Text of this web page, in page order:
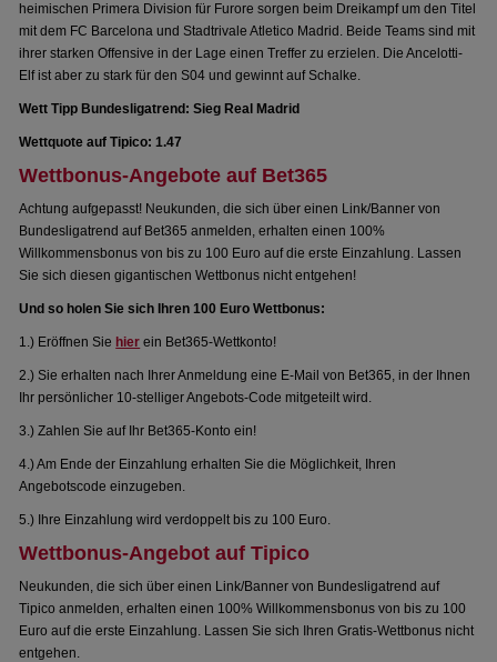
heimischen Primera Division für Furore sorgen beim Dreikampf um den Titel
mit dem FC Barcelona und Stadtrivale Atletico Madrid. Beide Teams sind mit
ihrer starken Offensive in der Lage einen Treffer zu erzielen. Die Ancelotti-
Elf ist aber zu stark für den S04 und gewinnt auf Schalke.
Wett Tipp Bundesligatrend: Sieg Real Madrid
Wettquote auf Tipico: 1.47
Wettbonus-Angebote auf Bet365
Achtung aufgepasst! Neukunden, die sich über einen Link/Banner von
Bundesligatrend auf Bet365 anmelden, erhalten einen 100%
Willkommensbonus von bis zu 100 Euro auf die erste Einzahlung. Lassen
Sie sich diesen gigantischen Wettbonus nicht entgehen!
Und so holen Sie sich Ihren 100 Euro Wettbonus:
1.) Eröffnen Sie hier ein Bet365-Wettkonto!
2.) Sie erhalten nach Ihrer Anmeldung eine E-Mail von Bet365, in der Ihnen
Ihr persönlicher 10-stelliger Angebots-Code mitgeteilt wird.
3.) Zahlen Sie auf Ihr Bet365-Konto ein!
4.) Am Ende der Einzahlung erhalten Sie die Möglichkeit, Ihren
Angebotscode einzugeben.
5.) Ihre Einzahlung wird verdoppelt bis zu 100 Euro.
Wettbonus-Angebot auf Tipico
Neukunden, die sich über einen Link/Banner von Bundesligatrend auf
Tipico anmelden, erhalten einen 100% Willkommensbonus von bis zu 100
Euro auf die erste Einzahlung. Lassen Sie sich Ihren Gratis-Wettbonus nicht
entgehen.